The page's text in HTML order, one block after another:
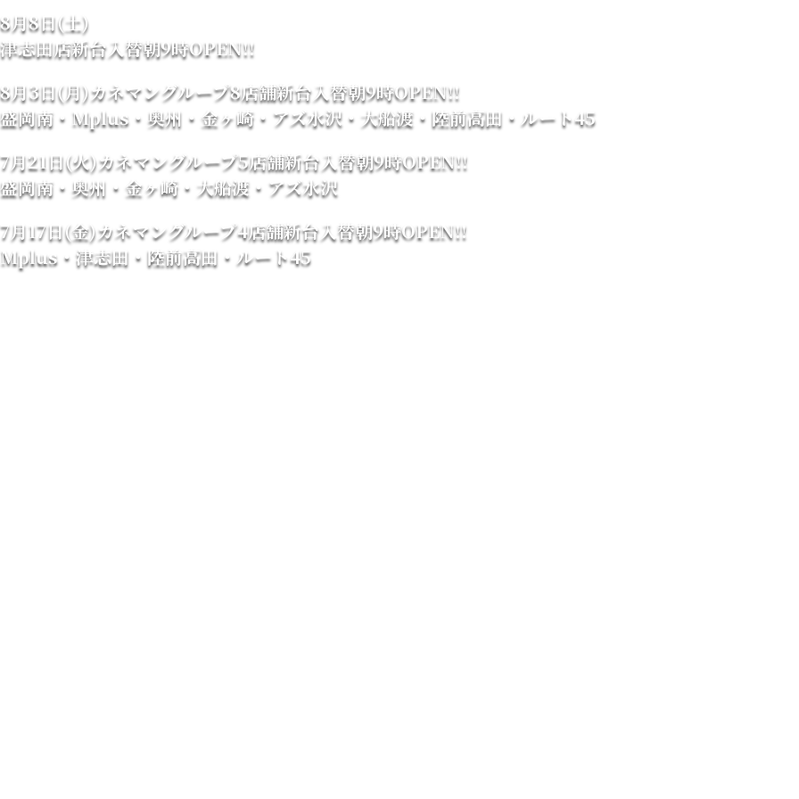
8月8日(土)
津志田店新台入替朝9時OPEN!!
8月3日(月)カネマングループ8店舗新台入替朝9時OPEN!!
盛岡南・Mplus・奥州・金ヶ崎・アズ水沢・大船渡・陸前高田・ルート45
7月21日(火)カネマングループ5店舗新台入替朝9時OPEN!!
盛岡南・奥州・金ヶ崎・大船渡・アズ水沢
7月17日(金)カネマングループ4店舗新台入替朝9時OPEN!!
Mplus・津志田・陸前高田・ルート45